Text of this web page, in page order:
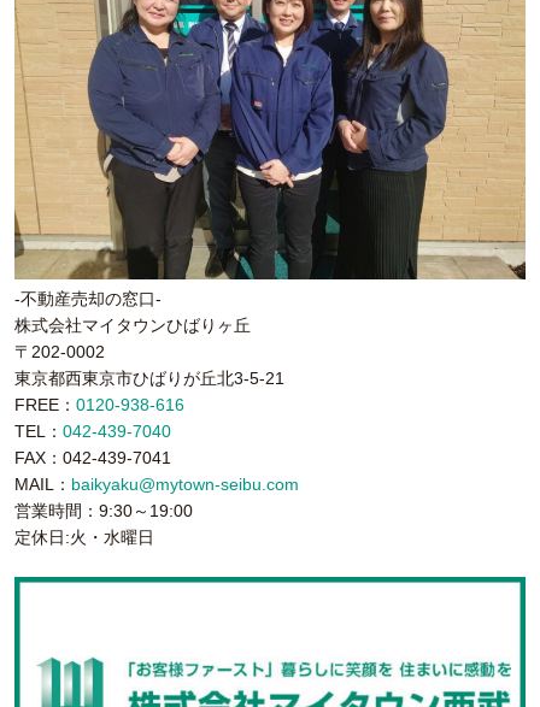
-不動産売却の窓口-
株式会社マイタウンひばりヶ丘
〒202-0002
東京都西東京市ひばりが丘北3-5-21
FREE： 0120-938-616
TEL： 042-439-7040
FAX：042-439-7041
MAIL： baikyaku@mytown-seibu.com
営業時間：9:30～19:00
定休日:火・水曜日